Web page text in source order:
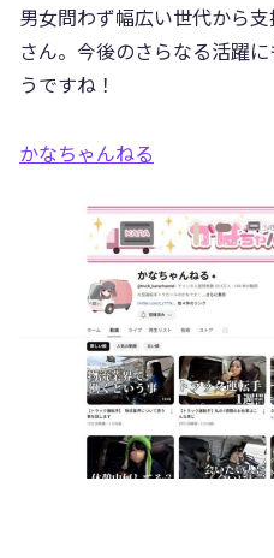
男女問わず幅広い世代から
さん。今後のさらなる活躍
うですね！
かなちゃんねる